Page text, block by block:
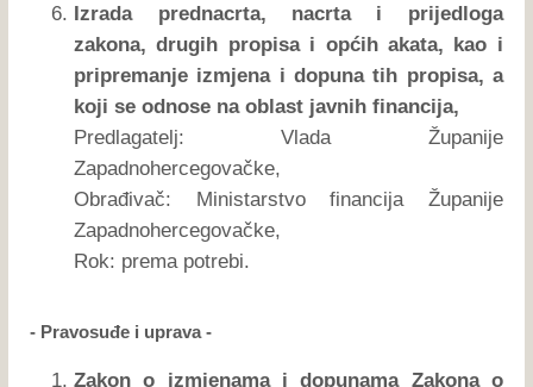
Izrada prednacrta, nacrta i prijedloga
zakona, drugih propisa i općih akata, kao i
pripremanje izmjena i dopuna tih propisa, a
koji se odnose na oblast javnih financija,
Predlagatelj: Vlada Županije
Zapadnohercegovačke,
Obrađivač: Ministarstvo financija Županije
Zapadnohercegovačke,
Rok: prema potrebi.
- Pravosuđe i uprava -
Zakon o izmjenama i dopunama Zakona o